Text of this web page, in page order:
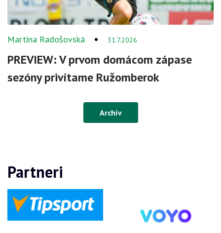
Martina Radošovská 31.7.2026
PREVIEW: V prvom domácom zápase
sezóny privítame Ružomberok
Archív
Partneri